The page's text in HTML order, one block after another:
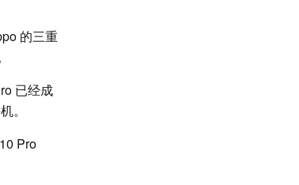
的三重
已经成
。
Pro